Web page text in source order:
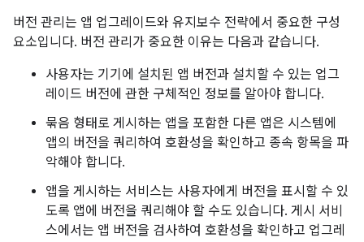
버전 관리는 앱 업그레이드와 유지보수 전략에서 중요한 구성
요소입니다. 버전 관리가 중요한 이유는 다음과 같습니다.
사용자는 기기에 설치된 앱 버전과 설치할 수 있는 업그
레이드 버전에 관한 구체적인 정보를 알아야 합니다.
묶음 형태로 게시하는 앱을 포함한 다른 앱은 시스템에
앱의 버전을 쿼리하여 호환성을 확인하고 종속 항목을 파
악해야 합니다.
앱을 게시하는 서비스는 사용자에게 버전을 표시할 수 있
도록 앱에 버전을 쿼리해야 할 수도 있습니다. 게시 서비
스에서는 앱 버전을 검사하여 호환성을 확인하고 업그레